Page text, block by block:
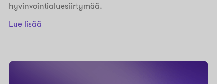
hyvinvointialuesiirtymää.
Lue lisää